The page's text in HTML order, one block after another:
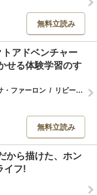
無料立読み
アドベンチャー
せる体験学習のす
・ファーロン / リビー・コウレス
無料立読み
から描けた、ホン
イフ!